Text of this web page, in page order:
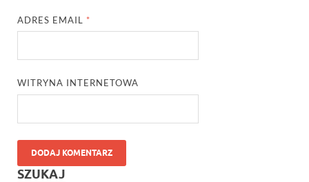
ADRES EMAIL *
WITRYNA INTERNETOWA
SZUKAJ